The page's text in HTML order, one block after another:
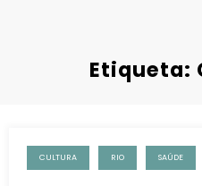
Etiqueta:
CULTURA RIO SAÚDE